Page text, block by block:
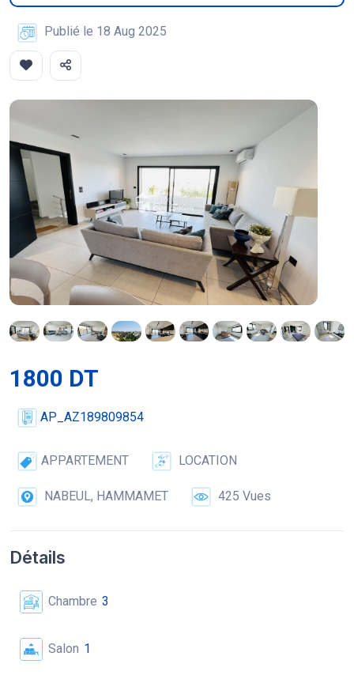
Publié le 18 Aug 2025
1800 DT
AP_AZ189809854
APPARTEMENT LOCATION
NABEUL, HAMMAMET 425 Vues
Détails
Chambre 3
Salon 1